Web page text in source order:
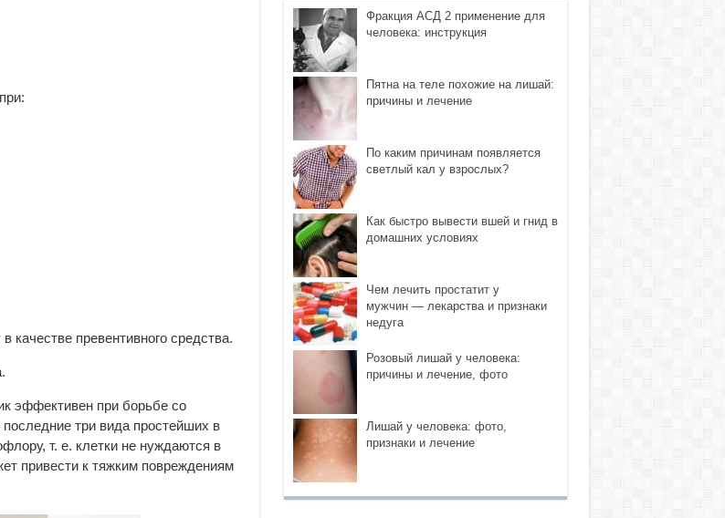
качестве превентивного средства.
эффективен при борьбе со
три вида простейших в
т. е. клетки не нуждаются в
привести к тяжким повреждениям
Фракция АСД 2 применение для
человека: инструкция
Пятна на теле похожие на лишай:
причины и лечение
По каким причинам появляется
светлый кал у взрослых?
Как быстро вывести вшей и гнид в
домашних условиях
Чем лечить простатит у
мужчин — лекарства и признаки
недуга
Розовый лишай у человека:
причины и лечение, фото
Лишай у человека: фото,
признаки и лечение